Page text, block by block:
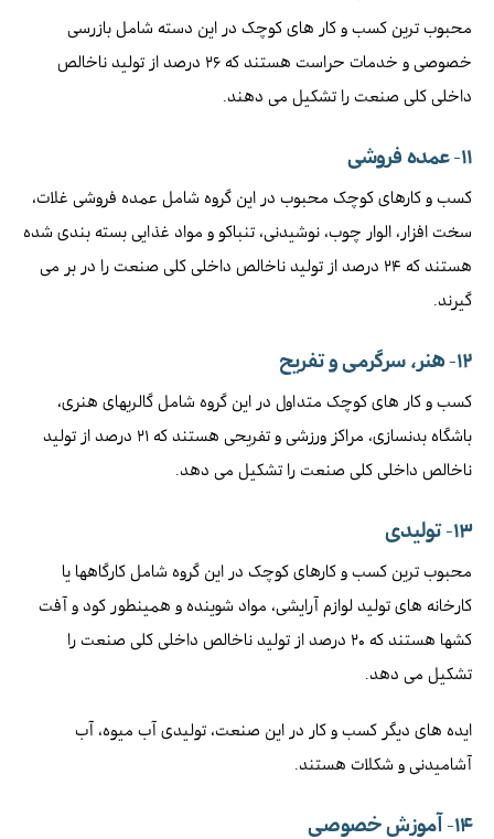
محبوب ترین کسب و کار های کوچک در این دسته شامل بازرسی
خصوصی و خدمات حراست هستند که ۲۶ درصد از تولید ناخالص
داخلی کلی صنعت را تشکیل می دهند.
۱۱- عمده فروشی
کسب و کارهای کوچک محبوب در این گروه شامل عمده فروشی غلات،
سخت افزار، الوار چوب، نوشیدنی، تنباکو و مواد غذایی بسته بندی شده
هستند که ۲۴ درصد از تولید ناخالص داخلی کلی صنعت را در بر می
گیرند.
۱۲- هنر، سرگرمی و تفریح
کسب و کار های کوچک متداول در این گروه شامل گالریهای هنری،
باشگاه بدنسازی، مراکز ورزشی و تفریحی هستند که ۲۱ درصد از تولید
ناخالص داخلی کلی صنعت را تشکیل می دهد.
۱۳- تولیدی
محبوب ترین کسب و کارهای کوچک در این گروه شامل کارگاهها یا
کارخانه های تولید لوازم آرایشی، مواد شوینده و همینطور کود و آفت
کشها هستند که ۲۰ درصد از تولید ناخالص داخلی کلی صنعت را
تشکیل می دهد.
ایده های دیگر کسب و کار در این صنعت، تولیدی آب میوه، آب
آشامیدنی و شکلات هستند.
۱۴- آموزش خصوصی